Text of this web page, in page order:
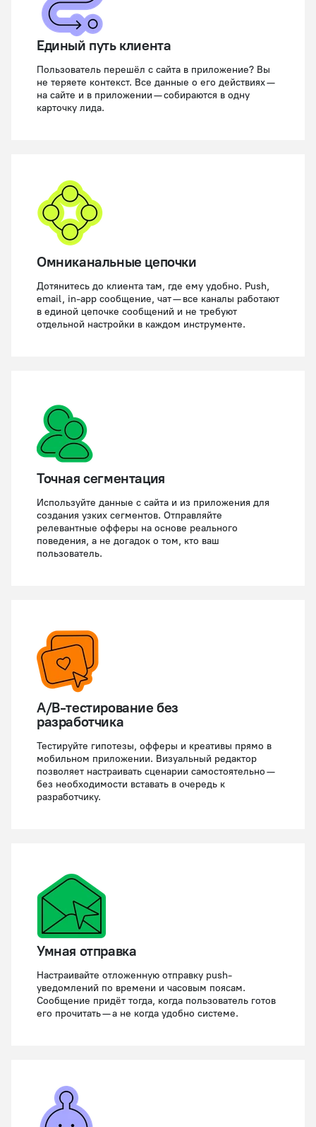
Единый путь клиента
Пользователь перешёл с сайта в приложение? Вы
не теряете контекст. Все данные о его действиях —
на сайте и в приложении — собираются в одну
карточку лида.
Омниканальные цепочки
Дотянитесь до клиента там, где ему удобно. Push,
email, in-app сообщение, чат — все каналы работают
в единой цепочке сообщений и не требуют
отдельной настройки в каждом инструменте.
Точная сегментация
Используйте данные с сайта и из приложения для
создания узких сегментов. Отправляйте
релевантные офферы на основе реального
поведения, а не догадок о том, кто ваш
пользователь.
A/B-тестирование без
разработчика
Тестируйте гипотезы, офферы и креативы прямо в
мобильном приложении. Визуальный редактор
позволяет настраивать сценарии самостоятельно —
без необходимости вставать в очередь к
разработчику.
Умная отправка
Настраивайте отложенную отправку push-
уведомлений по времени и часовым поясам.
Сообщение придёт тогда, когда пользователь готов
его прочитать — а не когда удобно системе.